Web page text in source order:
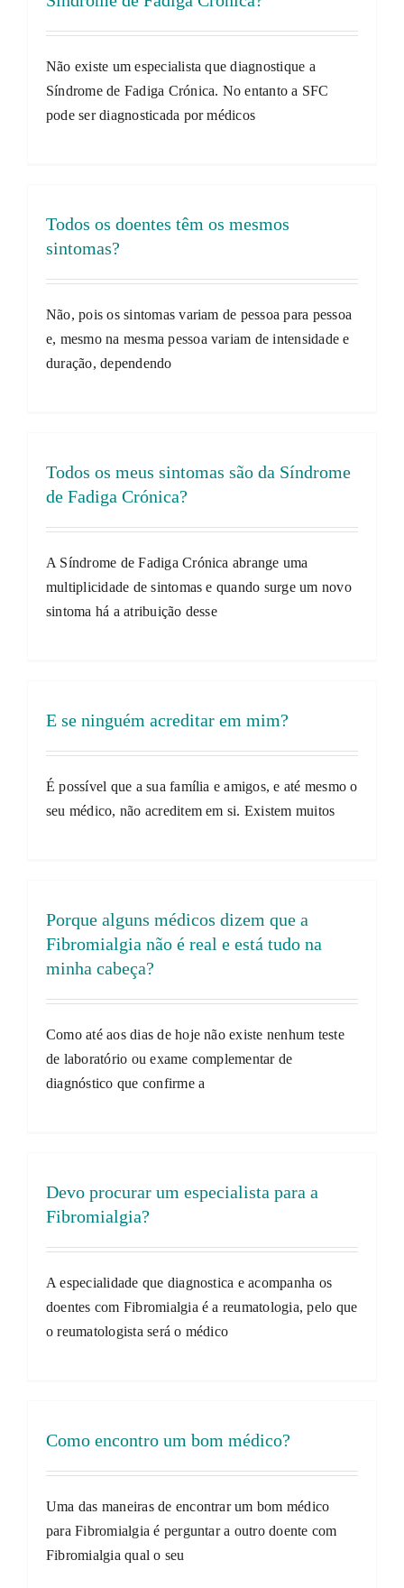
Não existe um especialista que diagnostique a
Síndrome de Fadiga Crónica. No entanto a SFC
pode ser diagnosticada por médicos
Todos os doentes têm os mesmos
sintomas?
Não, pois os sintomas variam de pessoa para pessoa
e, mesmo na mesma pessoa variam de intensidade e
duração, dependendo
Todos os meus sintomas são da Síndrome
de Fadiga Crónica?
A Síndrome de Fadiga Crónica abrange uma
multiplicidade de sintomas e quando surge um novo
sintoma há a atribuição desse
E se ninguém acreditar em mim?
É possível que a sua família e amigos, e até mesmo o
seu médico, não acreditem em si. Existem muitos
Porque alguns médicos dizem que a
Fibromialgia não é real e está tudo na
minha cabeça?
Como até aos dias de hoje não existe nenhum teste
de laboratório ou exame complementar de
diagnóstico que confirme a
Devo procurar um especialista para a
Fibromialgia?
A especialidade que diagnostica e acompanha os
doentes com Fibromialgia é a reumatologia, pelo que
o reumatologista será o médico
Como encontro um bom médico?
Uma das maneiras de encontrar um bom médico
para Fibromialgia é perguntar a outro doente com
Fibromialgia qual o seu